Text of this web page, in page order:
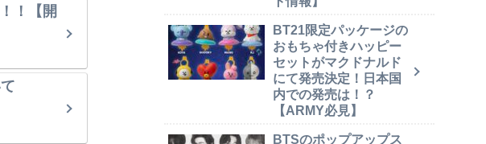
！【開
BT21限定パッケージの
おもちゃ付きハッピー
セットがマクドナルド
にて発売決定！日本国
内での発売は！？
【ARMY必見】
BTSのポップアップス